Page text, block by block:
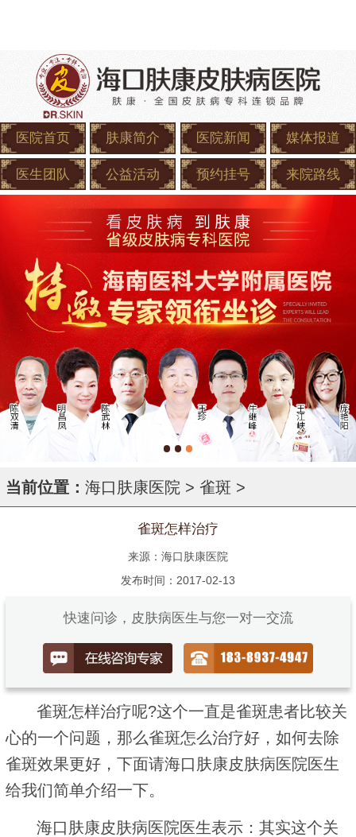
医院首页 肤康简介 医院新闻 媒体报道
医生团队 公益活动 预约挂号 来院路线
当前位置： 海口肤康医院 > 雀斑 >
雀斑怎样治疗
来源：海口肤康医院
发布时间：2017-02-13
快速问诊，皮肤病医生与您一对一交流
雀斑怎样治疗呢?这个一直是雀斑患者比较关
心的一个问题，那么雀斑怎么治疗好，如何去除
雀斑效果更好，下面请海口肤康皮肤病医院医生
给我们简单介绍一下。
海口肤康皮肤病医院医生表示：其实这个关